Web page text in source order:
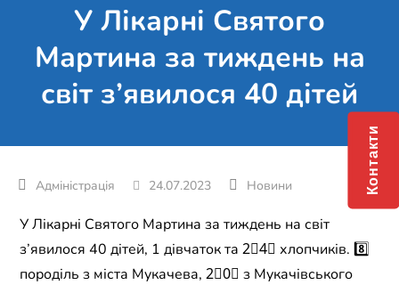
У Лікарні Святого
Мартина за тиждень на
світ з’явилося 40 дітей
24.07.2023 Новини
У Лікарні Святого Мартина за тиждень на світ
з’явилося 40 дітей, 1 дівчаток та 2⃣4⃣ хлопчиків. 8️⃣
породіль з міста Мукачева, 2⃣0⃣ з Мукачівського
Контакти